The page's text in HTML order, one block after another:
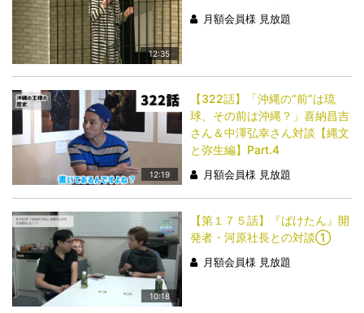
12:35
月額会員様 見放題
12:19
【322話】「沖縄の“前”は琉
球、その前は沖縄？」喜納昌吉
さん＆中澤弘幸さん対談【縄文
と弥生編】Part.4
月額会員様 見放題
10:18
【第１７５話】『ばけたん』開
発者・河原社長との対談①
月額会員様 見放題